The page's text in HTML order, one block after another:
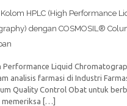
HPLC (High Performance
dengan COSMOSIL®
Performance Liquid
analisis farmasi di Industri
Quality Control Obat untuk
[…]